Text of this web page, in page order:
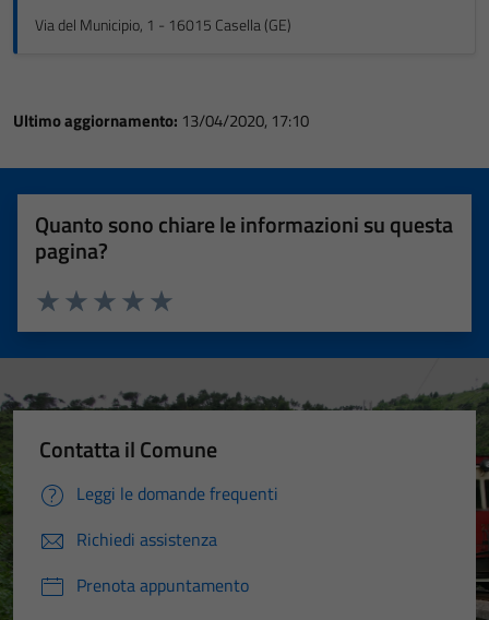
Via del Municipio, 1 - 16015 Casella (GE)
Ultimo aggiornamento: 13/04/2020, 17:10
Quanto sono chiare le informazioni su questa
pagina?
Valuta 5 stelle su 5
Valuta 4 stelle su 5
Valuta 3 stelle su 5
Valuta 2 stelle su 5
Valuta 1 stelle su 5
Contatta il Comune
Leggi le domande frequenti
Richiedi assistenza
Prenota appuntamento